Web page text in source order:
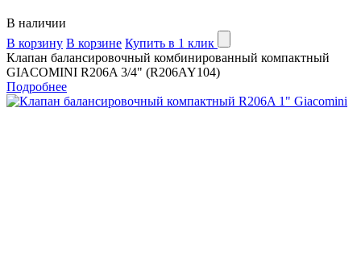
В наличии
В корзину В корзине Купить в 1 клик
Клапан балансировочный комбинированный компактный
GIACOMINI R206A 3/4" (R206AY104)
Подробнее